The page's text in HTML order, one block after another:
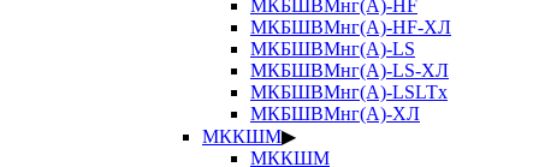
МКБШВМнг(А)-HF
МКБШВМнг(А)-HF-ХЛ
МКБШВМнг(А)-LS
МКБШВМнг(А)-LS-ХЛ
МКБШВМнг(А)-LSLTx
МКБШВМнг(А)-ХЛ
МККШМ▶
МККШМ